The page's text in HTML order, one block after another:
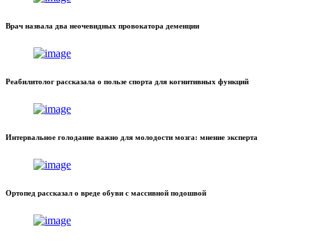
Врач назвала два неочевидных провокатора деменции
Реабилитолог рассказала о пользе спорта для когнитивных функций
Интервальное голодание важно для молодости мозга: мнение эксперта
Ортопед рассказал о вреде обуви с массивной подошвой